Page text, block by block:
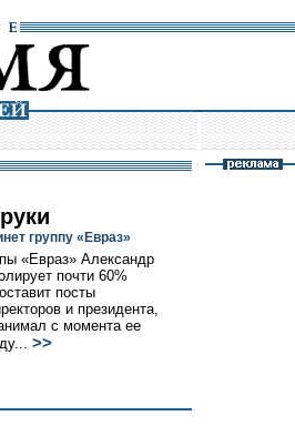
группу «Евраз»
«Евраз» Александр
почти 60%
посты
и президента,
с момента ее
>>